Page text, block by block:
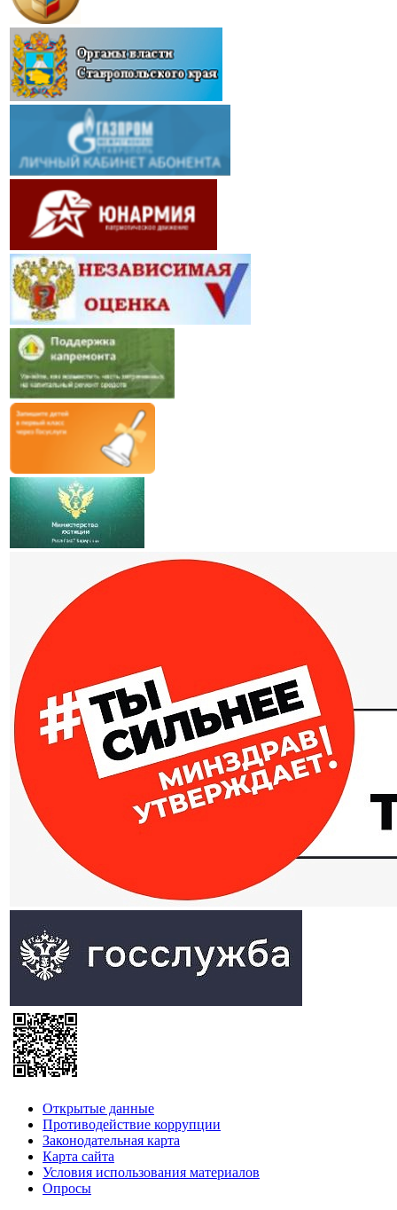
Открытые данные
Противодействие коррупции
Законодательная карта
Карта сайта
Условия использования материалов
Опросы